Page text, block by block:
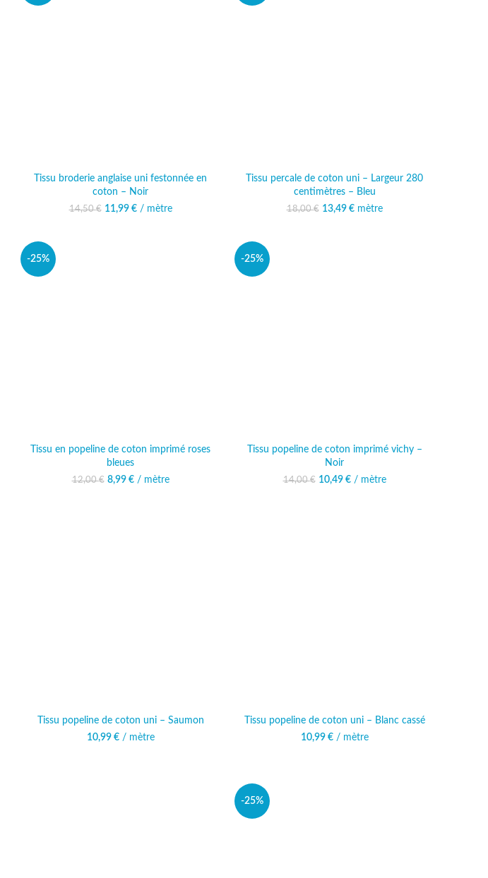
Tissu broderie anglaise uni festonnée en
coton – Noir
14,50€
Le prix initial était :
11,99 € Le prix actuel est :
/ mètre
Tissu percale de coton uni – Largeur 280
centimètres – Bleu
18,00€
Le prix initial était :
13,49 € Le prix actuel est :
mètre
-25%
Tissu en popeline de coton imprimé roses
bleues
12,00€
Le prix initial était :
8,99 € Le prix actuel est :
/ mètre
-25%
Tissu popeline de coton imprimé vichy –
Noir
14,00€
Le prix initial était :
10,49 € Le prix actuel est :
/ mètre
Tissu popeline de coton uni – Saumon
10,99 €/ mètre
Tissu popeline de coton uni – Blanc cassé
10,99 €/ mètre
-25%